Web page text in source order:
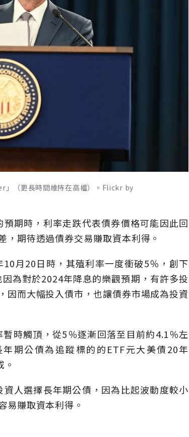
（更長時間維持在高檔）。Flickr by
期時，利率走跌代表債券價格可能因此回
期待透過債券交易賺取資本利得。
月20日時，其殖利率一度衝破5％，創下
為對於2024年降息的樂觀預期，有許多投
因而大幅投入債市，也讓債券市場成為投資
時觸頂，從5％逐漸回落至目前約4.1％左
期公債為追蹤標的的ETF元大美債20年
人選擇長年期公債，因為比起波動度較小
易賺取資本利得。